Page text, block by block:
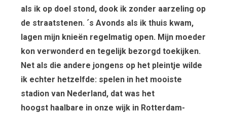
als ik op doel stond, dook ik zonder aarzeling op
de straatstenen. ´s Avonds als ik thuis kwam,
lagen mijn knieën regelmatig open. Mijn moeder
kon verwonderd en tegelijk bezorgd toekijken.
Net als die andere jongens op het pleintje wilde
ik echter hetzelfde: spelen in het mooiste
stadion van Nederland, dat was het
hoogst haalbare in onze wijk in Rotterdam-